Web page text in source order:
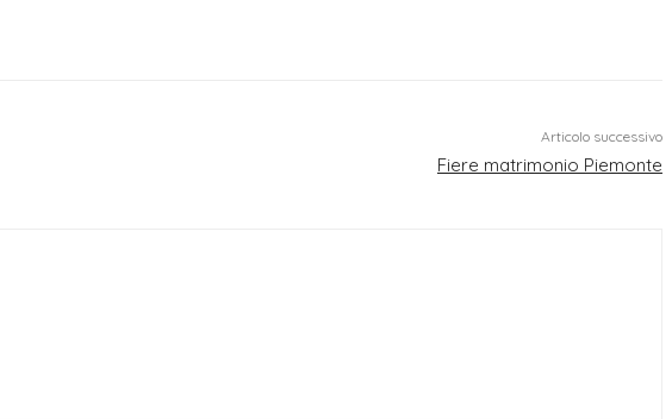
Articolo successivo
Fiere matrimonio Piemonte